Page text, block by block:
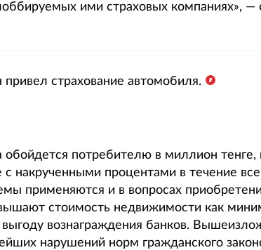
ими страховых компаниях», —
привел страхование автомобиля.
обойдется потребителю в миллион
накрученными процентами в течение
применяются и в вопросах
стоимость недвижимости как
вознаграждения банков.
нарушений норм гражданского